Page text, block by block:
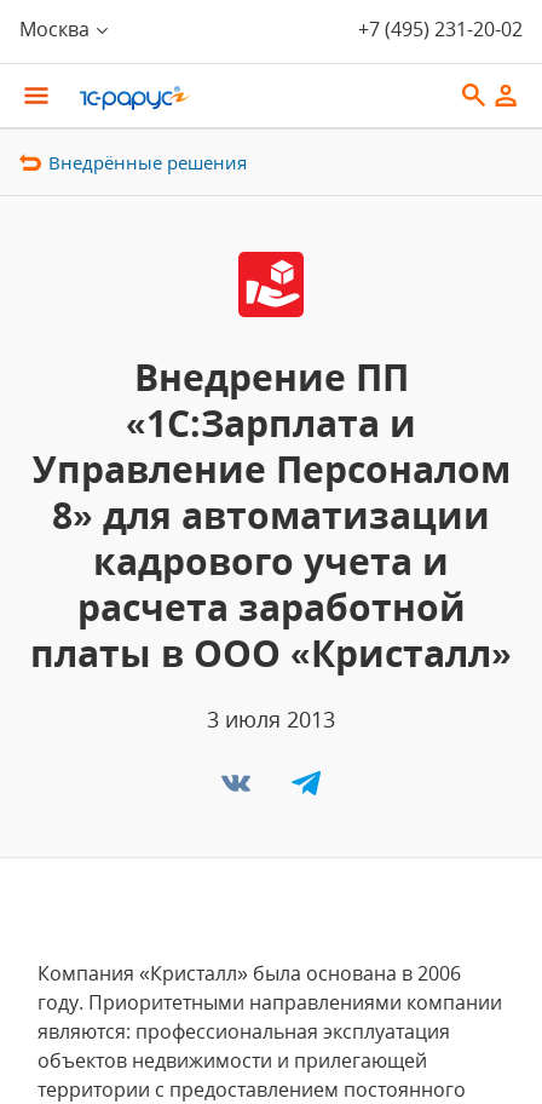
Москва +7 (495) 231-20-02
Внедрённые решения
Внедрение ПП
«1С:Зарплата и
Управление Персоналом
8» для автоматизации
кадрового учета и
расчета заработной
платы в ООО «Кристалл»
3 июля 2013
Компания «Кристалл» была основана в 2006
году. Приоритетными направлениями компании
являются: профессиональная эксплуатация
объектов недвижимости и прилегающей
территории с предоставлением постоянного